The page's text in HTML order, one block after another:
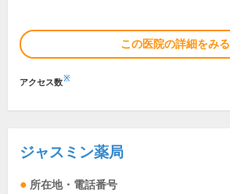
この医院の詳細をみる
アクセス数※
ジャスミン薬局
所在地・電話番号